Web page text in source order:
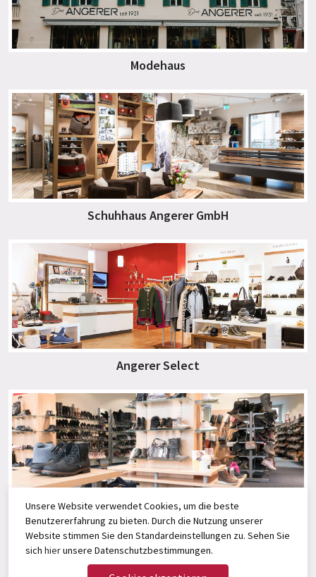
Modehaus
Schuhhaus Angerer GmbH
Angerer Select
Der Schuh Laden
Unsere Website verwendet Cookies, um die beste
Benutzererfahrung zu bieten. Durch die Nutzung unserer
Website stimmen Sie den Standardeinstellungen zu. Sehen Sie
sich hierunsere Datenschutzbestimmungen.